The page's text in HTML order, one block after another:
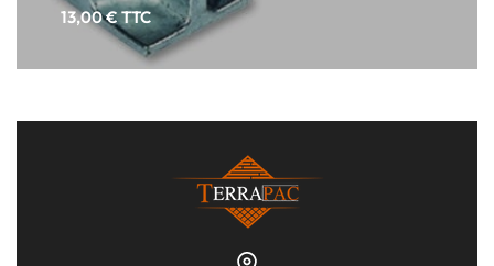
13,00€TTC